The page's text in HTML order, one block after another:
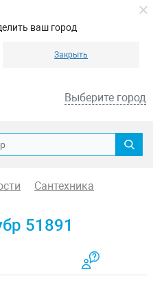
ваш город
Закрыть
Выберите город
Сантехника
51891